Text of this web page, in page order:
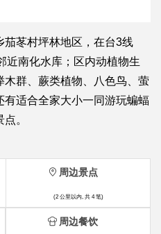
茄苳村坪林地区，在台3线
近南化水库；区内动植物生
群、蕨类植物、八色鸟、萤
适合全家大小一同游玩蝙蝠
。
周边景点
(2 公里以内, 共 4 笔)
周边餐饮